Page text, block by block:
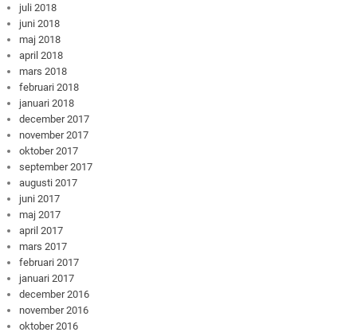
juli 2018
juni 2018
maj 2018
april 2018
mars 2018
februari 2018
januari 2018
december 2017
november 2017
oktober 2017
september 2017
augusti 2017
juni 2017
maj 2017
april 2017
mars 2017
februari 2017
januari 2017
december 2016
november 2016
oktober 2016